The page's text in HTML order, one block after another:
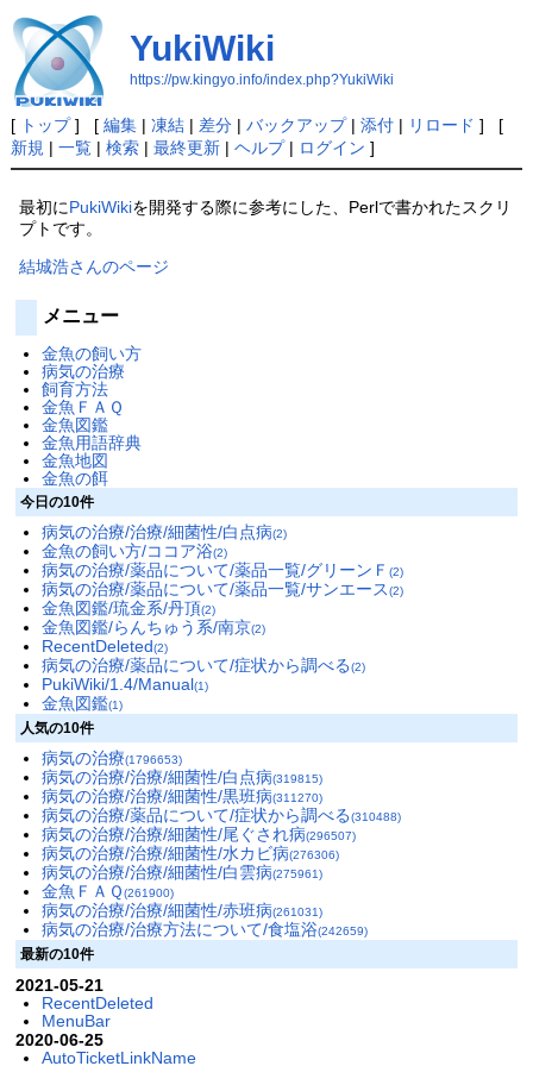
YukiWiki
https://pw.kingyo.info/index.php?YukiWiki
[ トップ] [ 編集| 凍結| 差分| バックアップ| 添付| リロード ] [
新規 | 一覧| 検索| 最終更新| ヘルプ| ログイン ]
最初にPukiWikiを開発する際に参考にした、Perlで書かれたスクリ
プトです。
結城浩さんのページ
メニュー
金魚の飼い方
病気の治療
飼育方法
金魚ＦＡＱ
金魚図鑑
金魚用語辞典
金魚地図
金魚の餌
今日の10件
病気の治療/治療/細菌性/白点病(2)
金魚の飼い方/ココア浴(2)
病気の治療/薬品について/薬品一覧/グリーンＦ (2)
病気の治療/薬品について/薬品一覧/サンエース(2)
金魚図鑑/琉金系/丹頂(2)
金魚図鑑/らんちゅう系/南京(2)
RecentDeleted(2)
病気の治療/薬品について/症状から調べる(2)
PukiWiki/1.4/Manual(1)
金魚図鑑(1)
人気の10件
病気の治療(1796653)
病気の治療/治療/細菌性/白点病(319815)
病気の治療/治療/細菌性/黒班病(311270)
病気の治療/薬品について/症状から調べる(310488)
病気の治療/治療/細菌性/尾ぐされ病(296507)
病気の治療/治療/細菌性/水カビ病(276306)
病気の治療/治療/細菌性/白雲病(275961)
金魚ＦＡＱ(261900)
病気の治療/治療/細菌性/赤班病(261031)
病気の治療/治療方法について/食塩浴(242659)
最新の10件
2021-05-21
RecentDeleted
MenuBar
2020-06-25
AutoTicketLinkName